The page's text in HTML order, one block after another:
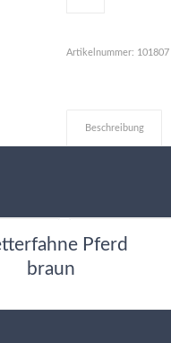
Artikelnummer: 101807
Beschreibung
Pferd
braun